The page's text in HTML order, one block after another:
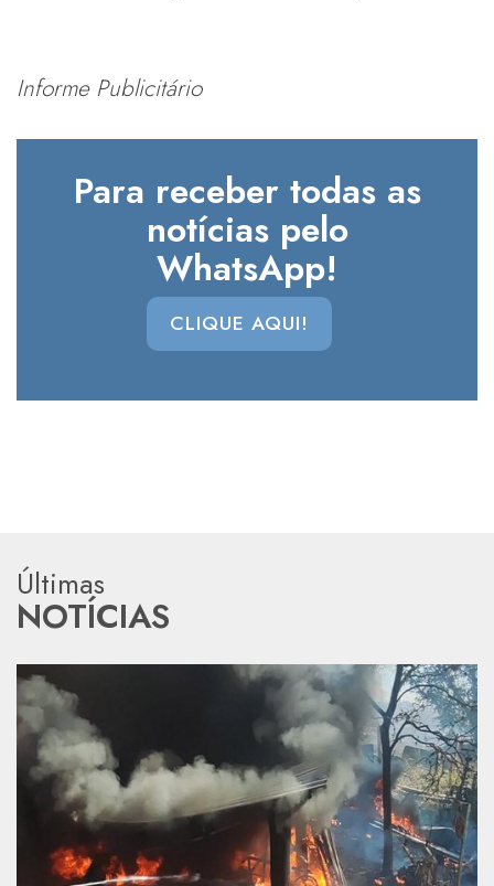
Informe Publicitário
Para receber todas as
notícias pelo
WhatsApp!
CLIQUE AQUI!
Últimas
NOTÍCIAS